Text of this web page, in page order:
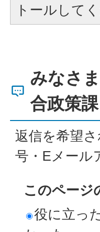
トールして
みなさ
合政策課
返信を希望
号・Eメール
このページ
役に立っ